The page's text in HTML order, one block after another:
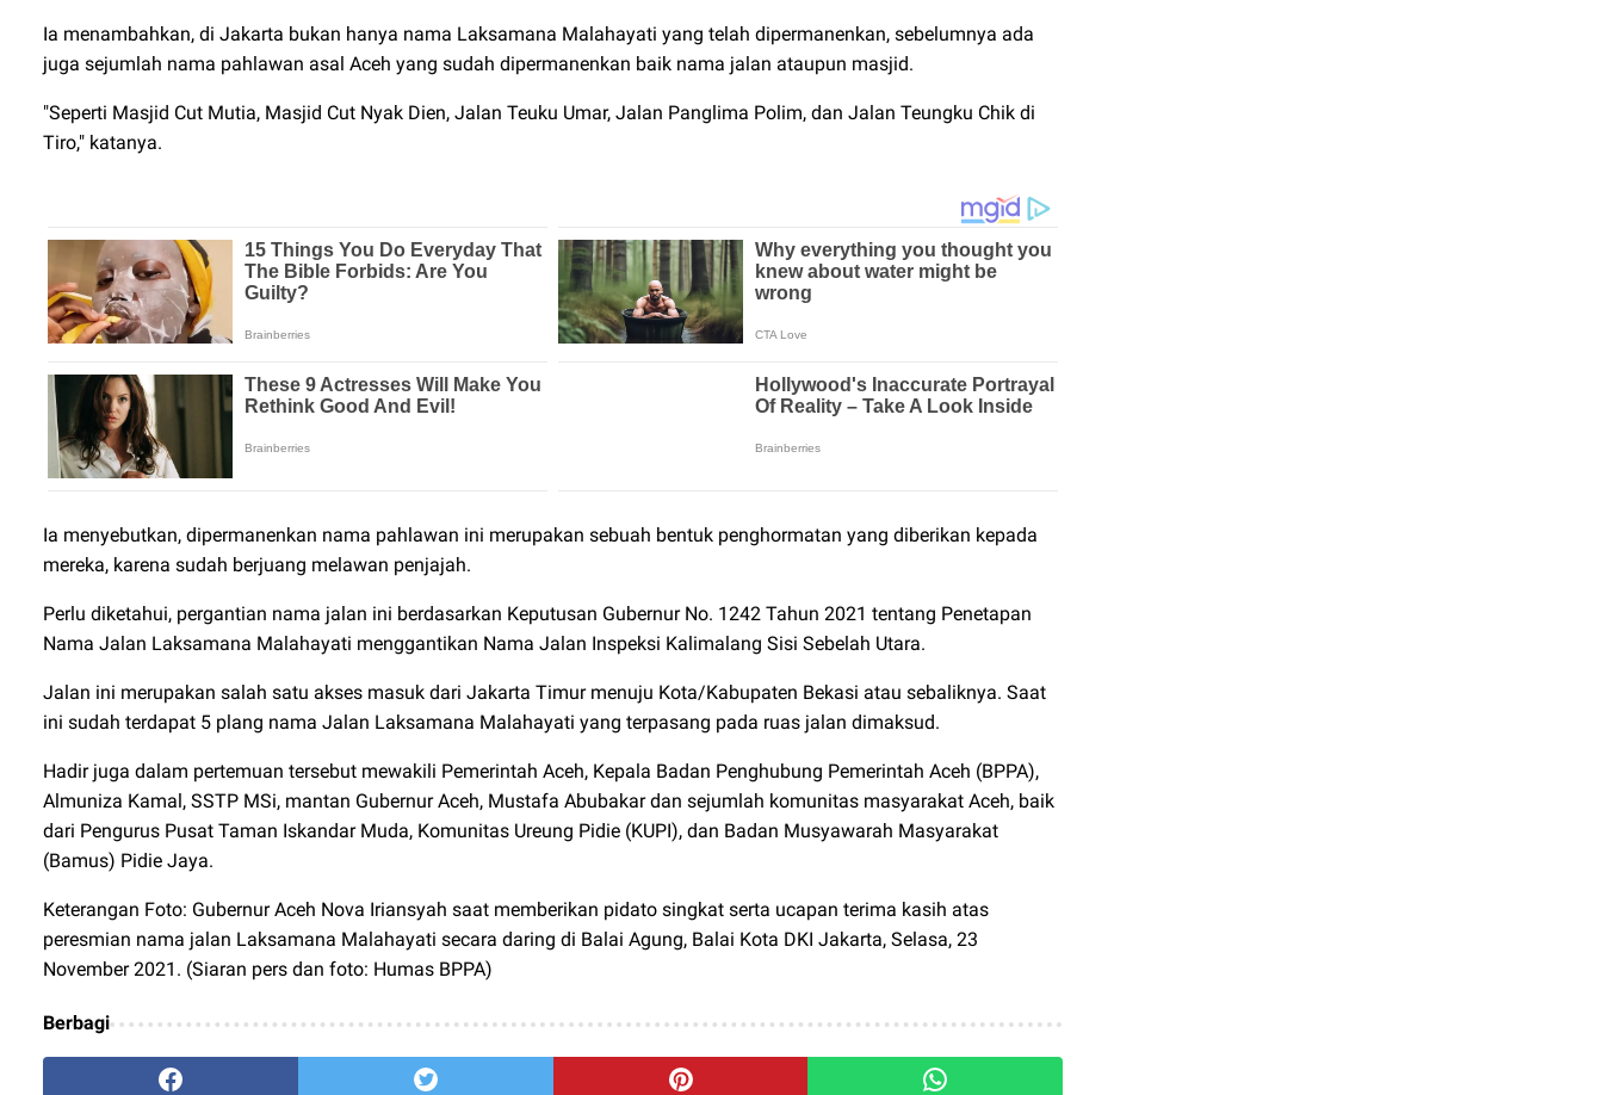
Ia menambahkan, di Jakarta bukan hanya nama Laksamana Malahayati yang telah dipermanenkan, sebelumnya ada
juga sejumlah nama pahlawan asal Aceh yang sudah dipermanenkan baik nama jalan ataupun masjid.
"Seperti Masjid Cut Mutia, Masjid Cut Nyak Dien, Jalan Teuku Umar, Jalan Panglima Polim, dan Jalan Teungku Chik di
Tiro," katanya.
Ia menyebutkan, dipermanenkan nama pahlawan ini merupakan sebuah bentuk penghormatan yang diberikan kepada
mereka, karena sudah berjuang melawan penjajah.
Perlu diketahui, pergantian nama jalan ini berdasarkan Keputusan Gubernur No. 1242 Tahun 2021 tentang Penetapan
Nama Jalan Laksamana Malahayati menggantikan Nama Jalan Inspeksi Kalimalang Sisi Sebelah Utara.
Jalan ini merupakan salah satu akses masuk dari Jakarta Timur menuju Kota/Kabupaten Bekasi atau sebaliknya. Saat
ini sudah terdapat 5 plang nama Jalan Laksamana Malahayati yang terpasang pada ruas jalan dimaksud.
Hadir juga dalam pertemuan tersebut mewakili Pemerintah Aceh, Kepala Badan Penghubung Pemerintah Aceh (BPPA),
Almuniza Kamal, SSTP MSi, mantan Gubernur Aceh, Mustafa Abubakar dan sejumlah komunitas masyarakat Aceh, baik
dari Pengurus Pusat Taman Iskandar Muda, Komunitas Ureung Pidie (KUPI), dan Badan Musyawarah Masyarakat
(Bamus) Pidie Jaya.
Keterangan Foto: Gubernur Aceh Nova Iriansyah saat memberikan pidato singkat serta ucapan terima kasih atas
peresmian nama jalan Laksamana Malahayati secara daring di Balai Agung, Balai Kota DKI Jakarta, Selasa, 23
November 2021. (Siaran pers dan foto: Humas BPPA)
Berbagi